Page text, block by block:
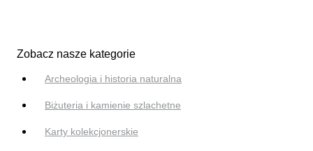
Zobacz nasze kategorie
Archeologia i historia naturalna
Biżuteria i kamienie szlachetne
Karty kolekcjonerskie